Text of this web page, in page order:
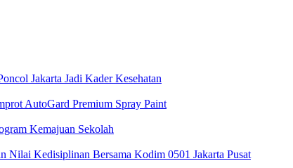
Jakarta Jadi Kader Kesehatan
AutoGard Premium Spray Paint
Kemajuan Sekolah
Nilai Kedisiplinan Bersama Kodim 0501 Jakarta Pusat